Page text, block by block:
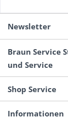
Newsletter
Braun Service
und Service
Shop Service
Informationen